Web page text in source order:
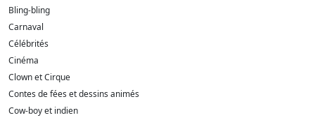
Bling-bling
Carnaval
Célébrités
Cinéma
Clown et Cirque
Contes de fées et dessins animés
Cow-boy et indien